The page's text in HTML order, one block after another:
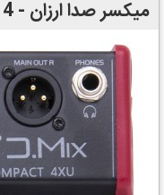
میکسر صدا ارزان - 4 کانال، ضبط صدا، افکت | D.Mix Compact 4XU